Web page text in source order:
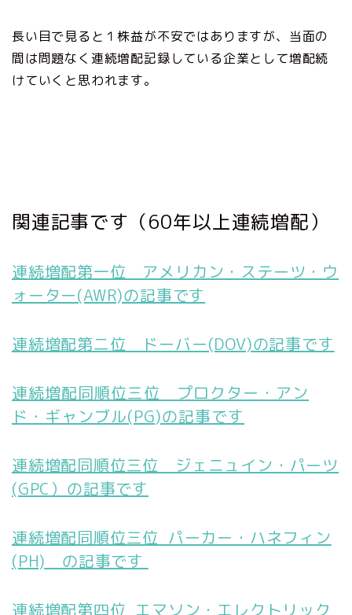
長い目で見ると１株益が不安ではありますが、当面の
間は問題なく連続増配記録している企業として増配続
けていくと思われます。
関連記事です（60年以上連続増配）
連続増配第一位 アメリカン・ステーツ・ウ
ォーター(AWR)の記事です
連続増配第二位 ドーバー(DOV)の記事です
連続増配同順位三位 プロクター・アン
ド・ギャンブル(PG)の記事です
連続増配同順位三位 ジェニュイン・パーツ
(GPC）の記事です
連続増配同順位三位 パーカー・ハネフィン
(PH) の記事です
連続増配第四位 エマソン・エレクトリック